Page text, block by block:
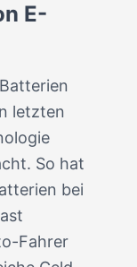
E-
letzten
So hat
bei
Fahrer